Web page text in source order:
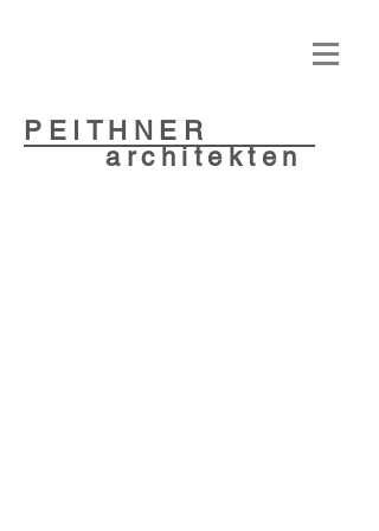
PEITHNER
architekten